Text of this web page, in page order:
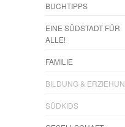
BUCHTIPPS
EINE SÜDSTADT FÜR
ALLE!
FAMILIE
BILDUNG &
SÜDKIDS